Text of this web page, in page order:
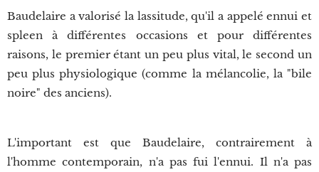
Baudelaire a valorisé la lassitude, qu'il a appelé ennui et
spleen à différentes occasions et pour différentes
raisons, le premier étant un peu plus vital, le second un
peu plus physiologique (comme la mélancolie, la "bile
noire" des anciens).
L'important est que Baudelaire, contrairement à
l'homme contemporain, n'a pas fui l'ennui. Il n'a pas